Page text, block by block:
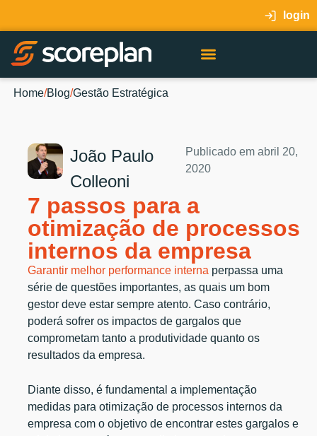
login
Home/Blog/Gestão Estratégica
João Paulo
Colleoni
Publicado em abril 20,
2020
7 passos para a
otimização de processos
internos da empresa
Garantir melhor performance interna perpassa uma
série de questões importantes, as quais um bom
gestor deve estar sempre atento. Caso contrário,
poderá sofrer os impactos de gargalos que
comprometam tanto a produtividade quanto os
resultados da empresa.
Diante disso, é fundamental a implementação
medidas para otimização de processos internos da
empresa com o objetivo de encontrar estes gargalos e